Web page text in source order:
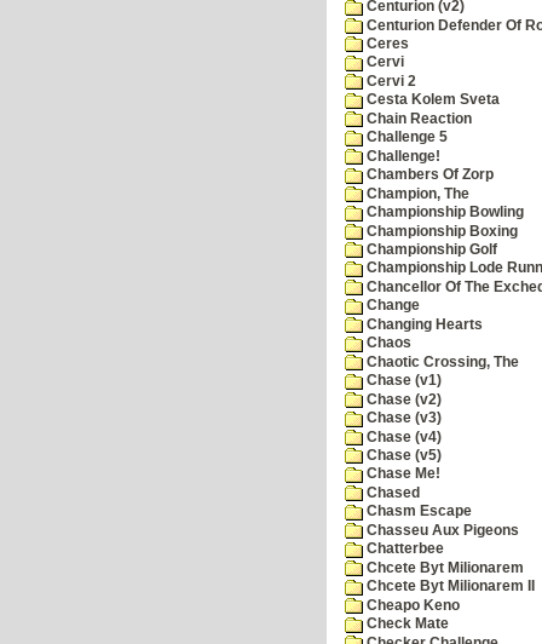
Centurion (v2)
Centurion Defender Of
Ceres
Cervi
Cervi 2
Cesta Kolem Sveta
Chain Reaction
Challenge 5
Challenge!
Chambers Of Zorp
Champion, The
Championship Bowling
Championship Boxing
Championship Golf
Championship Lode
Chancellor Of The
Change
Changing Hearts
Chaos
Chaotic Crossing, The
Chase (v1)
Chase (v2)
Chase (v3)
Chase (v4)
Chase (v5)
Chase Me!
Chased
Chasm Escape
Chasseu Aux Pigeons
Chatterbee
Chcete Byt Milionarem
Chcete Byt Milionarem II
Cheapo Keno
Check Mate